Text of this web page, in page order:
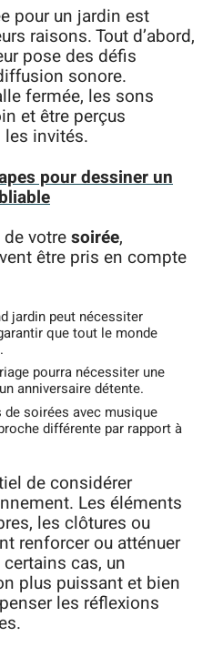
pour un jardin est
raisons. Tout d’abord,
pose des défis
sonore.
fermée, les sons
et être perçus
invités.
pour dessiner un
votresoirée,
être pris en compte
jardin peut nécessiter
que tout le monde
pourra nécessiter une
anniversaire détente.
de soirées avec musique
différente par rapport à
de considérer
Les éléments
les clôtures ou
renforcer ou atténuer
cas, un
plus puissant et bien
les réflexions